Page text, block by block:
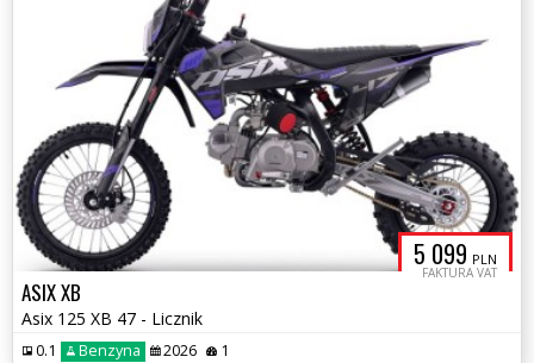
5 099 PLN
FAKTURA VAT
ASIX XB
Asix 125 XB 47 - Licznik
0.1 Benzyna 2026 1